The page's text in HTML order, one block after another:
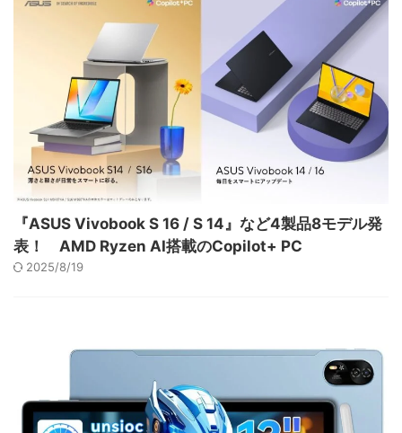
『ASUS Vivobook S 16 / S 14』など4製品8モデル発
表！ AMD Ryzen AI搭載のCopilot+ PC
2025/8/19